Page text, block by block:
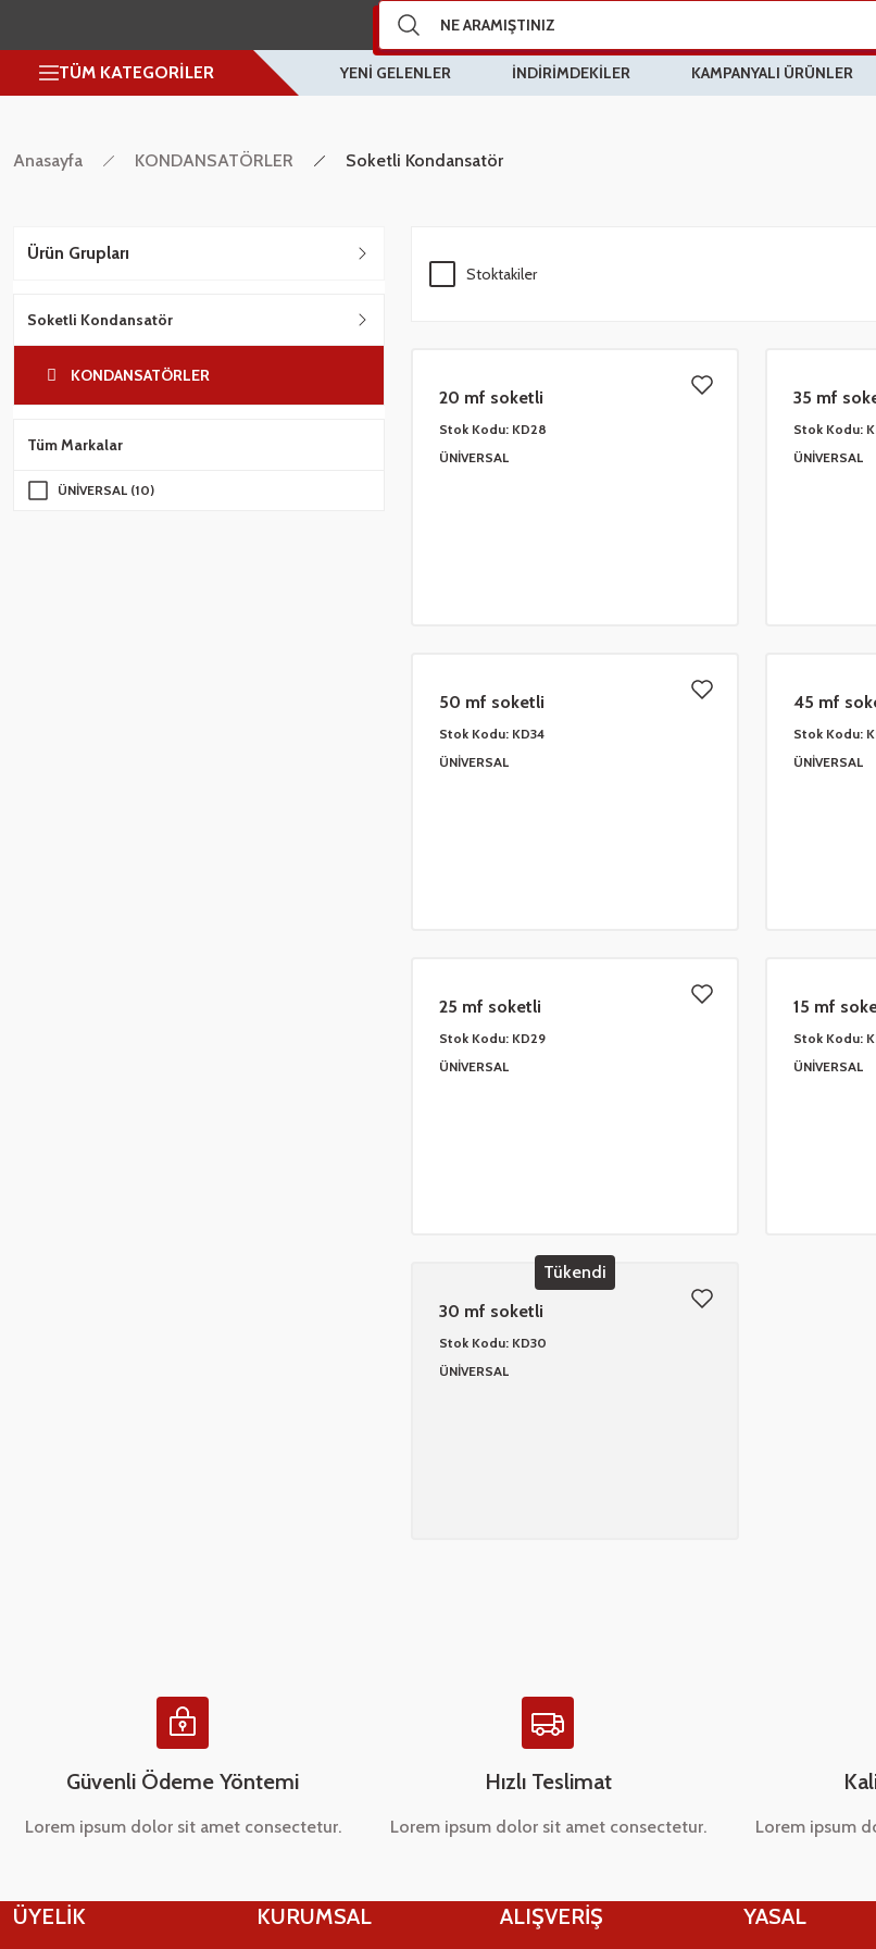
TÜM KATEGORİLER YENİ GELENLER İNDİRİMDEKİLER KAMPANYALI ÜRÜNLER
Anasayfa KONDANSATÖRLER Soketli Kondansatör
Ürün Grupları
Soketli Kondansatör
KONDANSATÖRLER
Tüm Markalar
ÜNİVERSAL (10)
Stoktakiler
20 mf soketli
Stok Kodu: KD28
ÜNİVERSAL
35 mf
Stok Kodu:
ÜNİVERSAL
50 mf soketli
Stok Kodu: KD34
ÜNİVERSAL
45 mf
Stok Kodu:
ÜNİVERSAL
25 mf soketli
Stok Kodu: KD29
ÜNİVERSAL
15 mf
Stok Kodu:
ÜNİVERSAL
Tükendi
30 mf soketli
Stok Kodu: KD30
ÜNİVERSAL
Güvenli Ödeme Yöntemi
Lorem ipsum dolor sit amet consectetur.
Hızlı Teslimat
Lorem ipsum dolor sit amet consectetur. Lorem ipsum
ÜYELİK KURUMSAL ALIŞVERİŞ YASAL